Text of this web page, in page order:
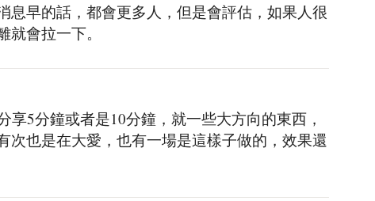
息早的話，都會更多人，但是會評估，如果人很
會拉一下。
享5分鐘或者是10分鐘，就一些大方向的東西，
次也是在大愛，也有一場是這樣子做的，效果還